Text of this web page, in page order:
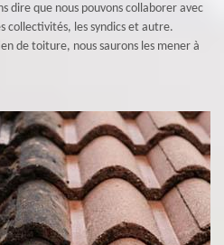
dire que nous pouvons collaborer avec
collectivités, les syndics et autre.
de toiture, nous saurons les mener à